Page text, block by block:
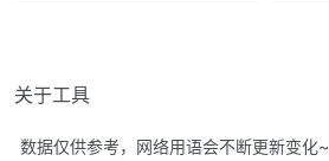
关于工具
数据仅供参考，网络用语会不断更新变化~